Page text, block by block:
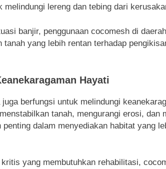
melindungi lereng dan tebing dari
banjir, penggunaan cocomesh di
tanah yang lebih rentan terhadap
Hayati
berfungsi untuk melindungi
tanah, mengurangi erosi, dan
penting dalam menyediakan habitat yang
kritis yang membutuhkan rehabilitasi,